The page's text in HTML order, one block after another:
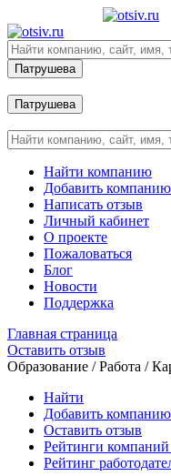
Патрушева
Патрушева
Найти компанию
Добавить компанию
Написать отзыв
Личный кабинет
О проекте
Пожаловаться
Блог
Новости
Поддержка
Главная страница
Оставить отзыв
Образование / Работа /
Найти
Добавить компанию
Оставить отзыв
Рейтинги компаний
Рейтинг